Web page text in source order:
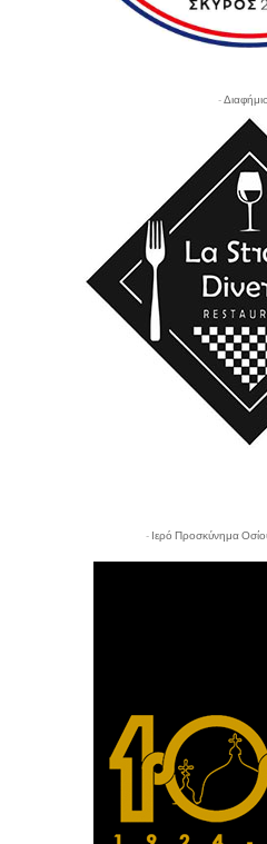
-
- Ιερό Προσκύνημα